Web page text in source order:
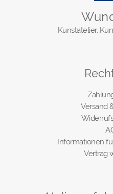
Kunstatelier,
Versand
Informationen
Vertrag